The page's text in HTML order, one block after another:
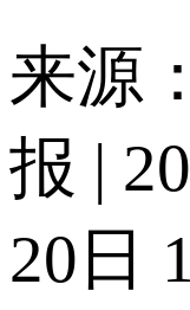
来源
报 |
20日